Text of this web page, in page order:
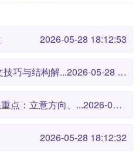
2026-05-28 18:12:53
巧与结构解... 2026-05-28 18:12:46
点：立意方向、... 2026-05-28 18:12:38
2026-05-28 18:12:32